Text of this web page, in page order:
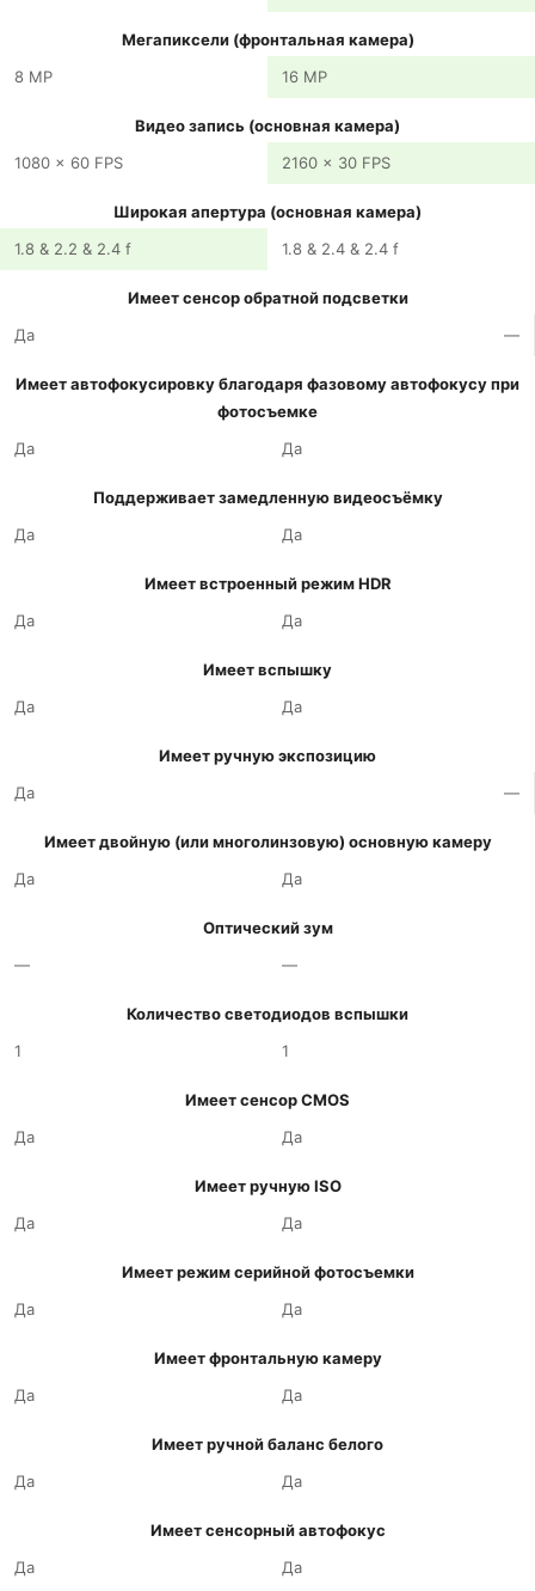
Мегапиксели (фронтальная камера)
8 MP
16 MP
Видео запись (основная камера)
1080 x 60 FPS
2160 x 30 FPS
Широкая апертура (основная камера)
1.8 & 2.2 & 2.4 f
1.8 & 2.4 & 2.4 f
Имеет сенсор обратной подсветки
Да
—
Имеет автофокусировку благодаря фазовому автофокусу при
фотосъемке
Да
Да
Поддерживает замедленную видеосъёмку
Да
Да
Имеет встроенный режим HDR
Да
Да
Имеет вспышку
Да
Да
Имеет ручную экспозицию
Да
—
Имеет двойную (или многолинзовую) основную камеру
Да
Да
Оптический зум
—
—
Количество светодиодов вспышки
1
1
Имеет сенсор CMOS
Да
Да
Имеет ручную ISO
Да
Да
Имеет режим серийной фотосъемки
Да
Да
Имеет фронтальную камеру
Да
Да
Имеет ручной баланс белого
Да
Да
Имеет сенсорный автофокус
Да
Да